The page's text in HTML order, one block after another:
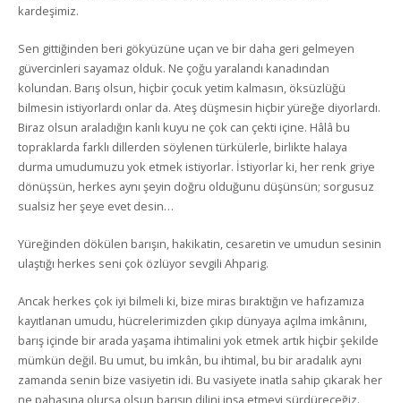
kardeşimiz.
Sen gittiğinden beri gökyüzüne uçan ve bir daha geri gelmeyen
güvercinleri sayamaz olduk. Ne çoğu yaralandı kanadından
kolundan. Barış olsun, hiçbir çocuk yetim kalmasın, öksüzlüğü
bilmesin istiyorlardı onlar da. Ateş düşmesin hiçbir yüreğe diyorlardı.
Biraz olsun araladığın kanlı kuyu ne çok can çekti içine. Hâlâ bu
topraklarda farklı dillerden söylenen türkülerle, birlikte halaya
durma umudumuzu yok etmek istiyorlar. İstiyorlar ki, her renk griye
dönüşsün, herkes aynı şeyin doğru olduğunu düşünsün; sorgusuz
sualsiz her şeye evet desin…
Yüreğinden dökülen barışın, hakikatin, cesaretin ve umudun sesinin
ulaştığı herkes seni çok özlüyor sevgili Ahparig.
Ancak herkes çok iyi bilmeli ki, bize miras bıraktığın ve hafızamıza
kayıtlanan umudu, hücrelerimizden çıkıp dünyaya açılma imkânını,
barış içinde bir arada yaşama ihtimalini yok etmek artık hiçbir şekilde
mümkün değil. Bu umut, bu imkân, bu ihtimal, bu bir aradalık aynı
zamanda senin bize vasiyetin idi. Bu vasiyete inatla sahip çıkarak her
ne pahasına olursa olsun barışın dilini inşa etmeyi sürdüreceğiz.